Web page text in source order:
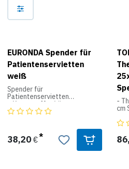
EURONDA Spender für
Patientenservietten
weiß
Spender für
Patientenservietten
 Kunststoffgehäuse
 für ca. 50 Servietten
38,20 €
-
cm
N2